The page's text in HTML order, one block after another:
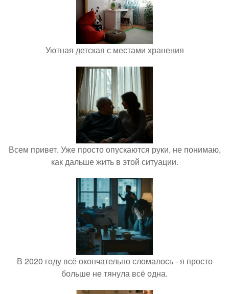
Уютная детская с местами хранения
Всем привет. Уже просто опускаются руки, не понимаю,
как дальше жить в этой ситуации.
В 2020 году всё окончательно сломалось - я просто
больше не тянула всё одна.